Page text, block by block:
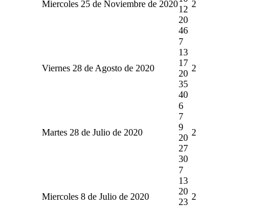
Miercoles 25 de Noviembre de 2020
12
20
46
2
Viernes 28 de Agosto de 2020
7
13
17
20
35
40
2
Martes 28 de Julio de 2020
6
7
9
20
27
30
2
Miercoles 8 de Julio de 2020
7
13
20
23
2